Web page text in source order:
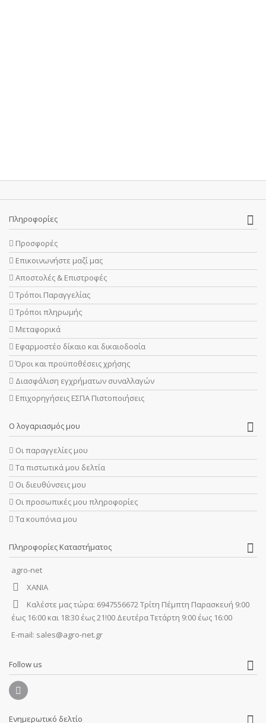
Πληροφορίες
Προσφορές
Επικοινωνήστε μαζί μας
Αποστολές & Επιστροφές
Τρόποι Παραγγελίας
Τρόποι πληρωμής
Μεταφορικά
Εφαρμοστέο δίκαιο και δικαιοδοσία
Όροι και προϋποθέσεις χρήσης
Διασφάλιση εγχρήματων συναλλαγών
Επιχορηγήσεις ΕΣΠΑ Πιστοποιήσεις
Ο λογαριασμός μου
Οι παραγγελίες μου
Τα πιστωτικά μου δελτία
Οι διευθύνσεις μου
Οι προσωπικές μου πληροφορίες
Τα κουπόνια μου
Πληροφορίες Καταστήματος
agro-net
ΧΑΝΙΑ
Καλέστε μας τώρα: 6947556672 Τρίτη Πέμπτη Παρασκευή 9:00
έως 16:00 και 18:30 έως 21!00 Δευτέρα Τετάρτη 9:00 έως 16:00
E-mail: sales@agro-net.gr
Follow us
Ενημερωτικό δελτίο